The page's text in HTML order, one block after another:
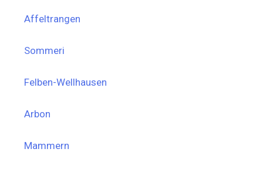
Affeltrangen
Sommeri
Felben-Wellhausen
Arbon
Mammern